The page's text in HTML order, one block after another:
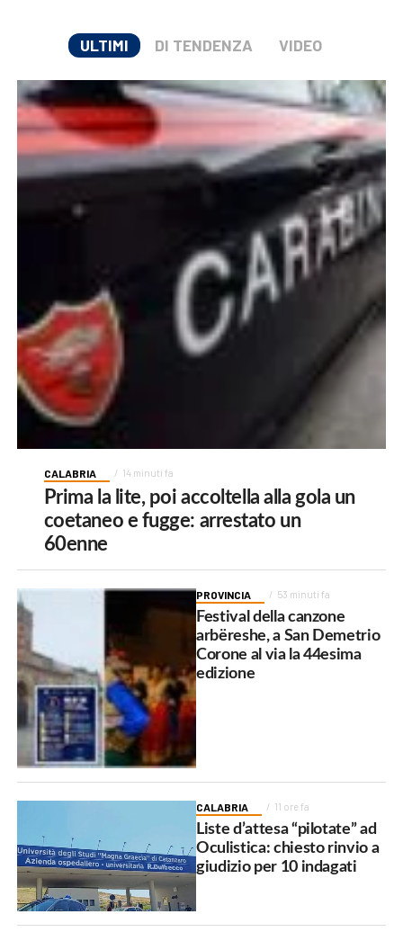
ULTIMI DI TENDENZA VIDEO
CALABRIA 14 minuti fa
Prima la lite, poi accoltella alla gola un
coetaneo e fugge: arrestato un
60enne
PROVINCIA 53 minuti fa
Festival della canzone
arbëreshe, a San Demetrio
Corone al via la 44esima
edizione
CALABRIA 11 ore fa
Liste d’attesa “pilotate” ad
Oculistica: chiesto rinvio a
giudizio per 10 indagati